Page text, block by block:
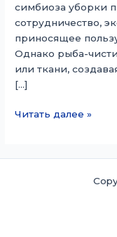
симбиоза уборки
сотрудничество,
приносящее
Однако рыба-
или ткани,
[…]
Рыба-
Читать далее »